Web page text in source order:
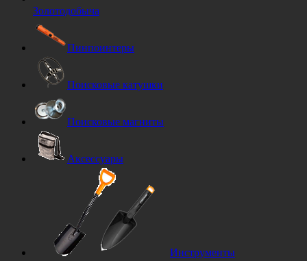
Золотодобыча
Пинпоинтеры
Поисковые катушки
Поисковые магниты
Аксессуары
Инструменты